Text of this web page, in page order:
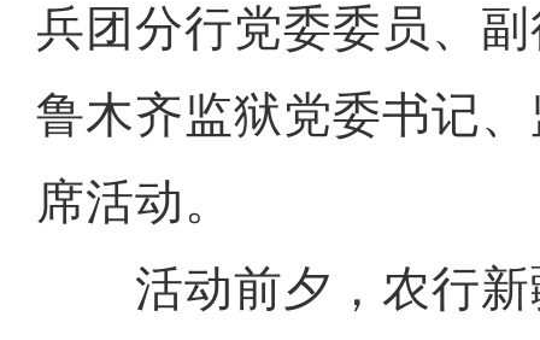
兵团分行党委委员、
鲁木齐监狱党委书记
席活动。
活动前夕，农行新